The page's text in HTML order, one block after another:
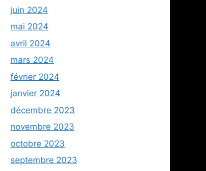
juin 2024
mai 2024
avril 2024
mars 2024
février 2024
janvier 2024
décembre 2023
novembre 2023
octobre 2023
septembre 2023